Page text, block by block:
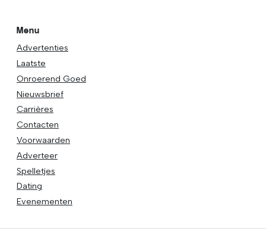
Menu
Advertenties
Laatste
Onroerend Goed
Nieuwsbrief
Carrières
Contacten
Voorwaarden
Adverteer
Spelletjes
Dating
Evenementen